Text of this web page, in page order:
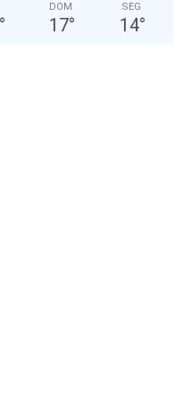
DOM
17°
SEG
14°